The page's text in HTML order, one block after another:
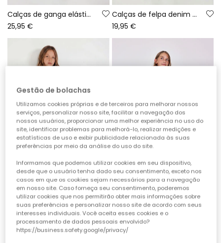
Calças de ganga elástica pretas menina
25,95 €
Calças de felpa denim menina preto
19,95 €
Calças de ganga em felpa azul evasê para menina
19,95 €
Calças de ganga largas para menina em azul
25,95 €
Gestão de bolachas
Utilizamos cookies próprias e de terceiros para melhorar nossos
serviços, personalizar nosso site, facilitar a navegação dos
nossos usuários, proporcionar uma melhor experiência no uso do
site, identificar problemas para melhorá-lo, realizar medições e
estatísticas de uso e exibir publicidade relacionada às suas
preferências por meio da análise do uso do site.
Informamos que podemos utilizar cookies em seu dispositivo,
desde que o usuário tenha dado seu consentimento, exceto nos
casos em que os cookies sejam necessários para a navegação
em nosso site. Caso forneça seu consentimento, poderemos
utilizar cookies que nos permitirão obter mais informações sobre
suas preferências e personalizar nosso site de acordo com seus
interesses individuais. Você aceita esses cookies e o
processamento de dados pessoais envolvido?
https://business.safety.google/privacy/